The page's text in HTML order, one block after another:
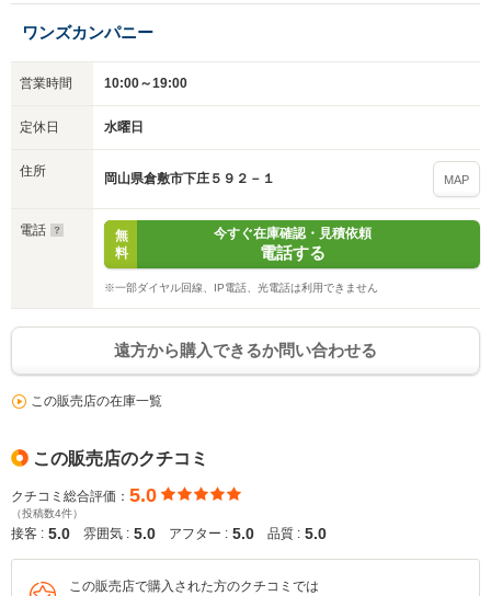
ワンズカンパニー
営業時間 10:00～19:00
定休日 水曜日
住所 岡山県倉敷市下庄５９２－１ MAP
電話
無
料
今すぐ在庫確認・見積依頼
電話する
※一部ダイヤル回線、IP電話、光電話は利用できません
遠方から購入できるか問い合わせる
この販売店の在庫一覧
この販売店のクチコミ
クチコミ総合評価： 5.0
（投稿数4件）
接客 : 5.0 雰囲気 : 5.0 アフター : 5.0 品質 : 5.0
この販売店で購入された方のクチコミでは
※次回問い合わせをする際に自動入力されます
※保存された情報は
いいえ はい